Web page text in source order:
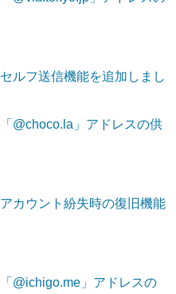
セルフ送信機能を追加しまし
「@choco.la」アドレスの供
アカウント紛失時の復旧機能
「@ichigo.me」アドレスの